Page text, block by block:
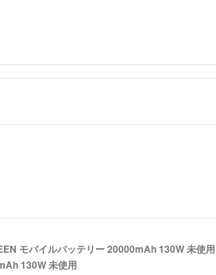
モバイルバッテリー 20000mAh 130W 未使用
130W 未使用